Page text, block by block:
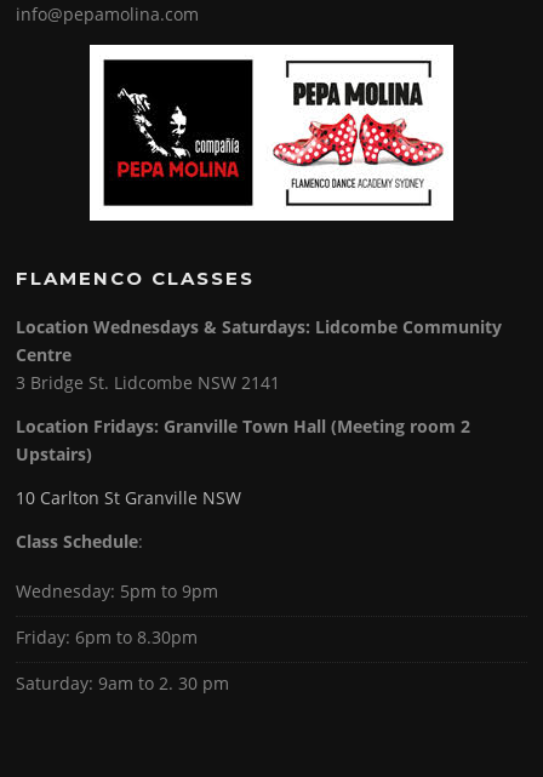
info@pepamolina.com
FLAMENCO CLASSES
Location Wednesdays & Saturdays: Lidcombe Community
Centre
3 Bridge St. Lidcombe NSW 2141
Location Fridays: Granville Town Hall (Meeting room 2
Upstairs)
10 Carlton St Granville NSW
Class Schedule:
Wednesday: 5pm to 9pm
Friday: 6pm to 8.30pm
Saturday: 9am to 2. 30 pm